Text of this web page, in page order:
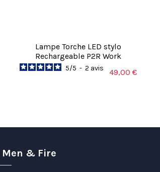
Lampe Torche LED stylo
Rechargeable P2R Work
5/5 - 2 avis 49,00 €
Men & Fire